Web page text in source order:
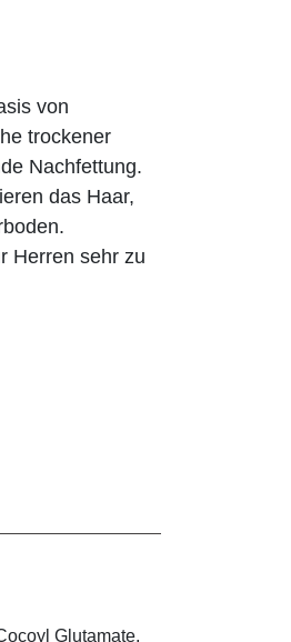
von
trockener
Nachfettung.
das Haar,
Herren sehr zu
Glutamate,